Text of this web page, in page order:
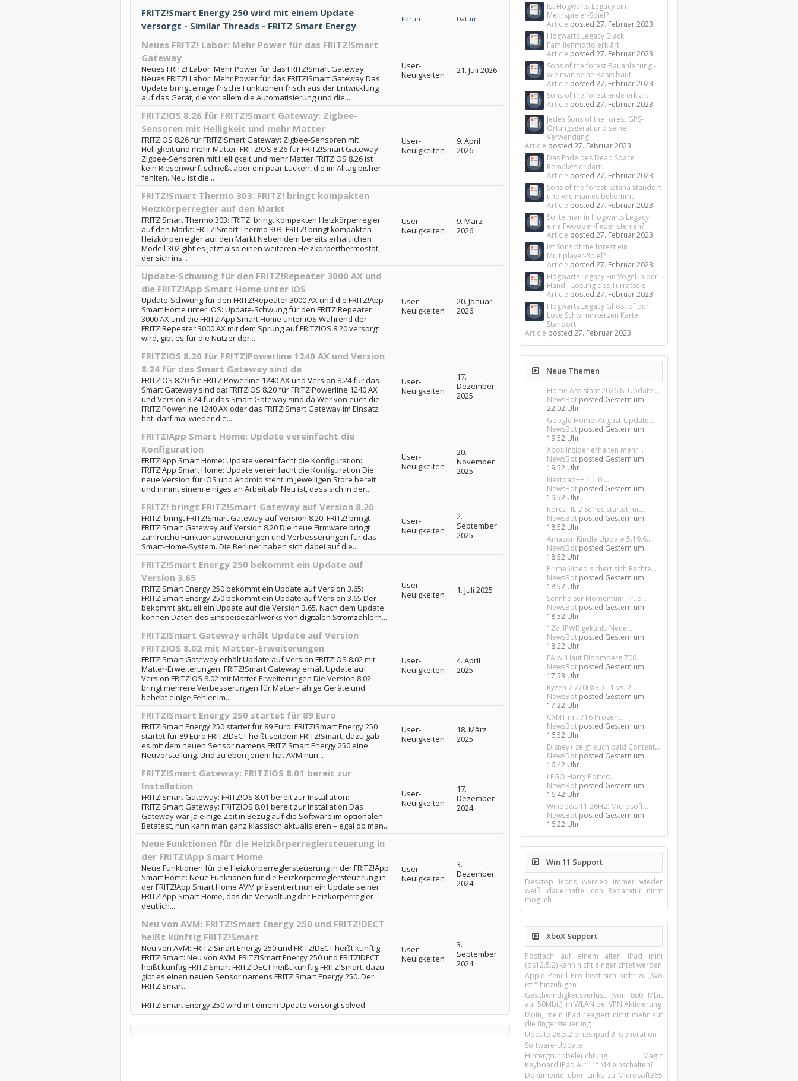
FRITZ!Smart Energy 250 wird mit einem Update
versorgt - Similar Threads - FRITZ Smart Energy
Forum Datum
Neues FRITZ! Labor: Mehr Power für das FRITZ!Smart
Gateway
Neues FRITZ! Labor: Mehr Power für das FRITZ!Smart Gateway:
Neues FRITZ! Labor: Mehr Power für das FRITZ!Smart Gateway Das
Update bringt einige frische Funktionen frisch aus der Entwicklung
auf das Gerät, die vor allem die Automatisierung und die...
User-
Neuigkeiten
21. Juli 2026
FRITZ!OS 8.26 für FRITZ!Smart Gateway: Zigbee-
Sensoren mit Helligkeit und mehr Matter
FRITZ!OS 8.26 für FRITZ!Smart Gateway: Zigbee-Sensoren mit
Helligkeit und mehr Matter: FRITZ!OS 8.26 für FRITZ!Smart Gateway:
Zigbee-Sensoren mit Helligkeit und mehr Matter FRITZ!OS 8.26 ist
kein Riesenwurf, schließt aber ein paar Lücken, die im Alltag bisher
fehlten. Neu ist die...
User-
Neuigkeiten
9. April
2026
FRITZ!Smart Thermo 303: FRITZ! bringt kompakten
Heizkörperregler auf den Markt
FRITZ!Smart Thermo 303: FRITZ! bringt kompakten Heizkörperregler
auf den Markt: FRITZ!Smart Thermo 303: FRITZ! bringt kompakten
Heizkörperregler auf den Markt Neben dem bereits erhältlichen
Modell 302 gibt es jetzt also einen weiteren Heizkörperthermostat,
der sich ins...
User-
Neuigkeiten
9. März
2026
Update-Schwung für den FRITZ!Repeater 3000 AX und
die FRITZ!App Smart Home unter iOS
Update-Schwung für den FRITZ!Repeater 3000 AX und die FRITZ!App
Smart Home unter iOS: Update-Schwung für den FRITZ!Repeater
3000 AX und die FRITZ!App Smart Home unter iOS Während der
FRITZ!Repeater 3000 AX mit dem Sprung auf FRITZ!OS 8.20 versorgt
wird, gibt es für die Nutzer der...
User-
Neuigkeiten
20. Januar
2026
FRITZ!OS 8.20 für FRITZ!Powerline 1240 AX und Version
8.24 für das Smart Gateway sind da
FRITZ!OS 8.20 für FRITZ!Powerline 1240 AX und Version 8.24 für das
Smart Gateway sind da: FRITZ!OS 8.20 für FRITZ!Powerline 1240 AX
und Version 8.24 für das Smart Gateway sind da Wer von euch die
FRITZ!Powerline 1240 AX oder das FRITZ!Smart Gateway im Einsatz
hat, darf mal wieder die...
User-
Neuigkeiten
17.
Dezember
2025
FRITZ!App Smart Home: Update vereinfacht die
Konfiguration
FRITZ!App Smart Home: Update vereinfacht die Konfiguration:
FRITZ!App Smart Home: Update vereinfacht die Konfiguration Die
neue Version für iOS und Android steht im jeweiligen Store bereit
und nimmt einem einiges an Arbeit ab. Neu ist, dass sich in der...
User-
Neuigkeiten
20.
November
2025
FRITZ! bringt FRITZ!Smart Gateway auf Version 8.20
FRITZ! bringt FRITZ!Smart Gateway auf Version 8.20: FRITZ! bringt
FRITZ!Smart Gateway auf Version 8.20 Die neue Firmware bringt
zahlreiche Funktionserweiterungen und Verbesserungen für das
Smart-Home-System. Die Berliner haben sich dabei auf die...
User-
Neuigkeiten
2.
September
2025
FRITZ!Smart Energy 250 bekommt ein Update auf
Version 3.65
FRITZ!Smart Energy 250 bekommt ein Update auf Version 3.65:
FRITZ!Smart Energy 250 bekommt ein Update auf Version 3.65 Der
bekommt aktuell ein Update auf die Version 3.65. Nach dem Update
können Daten des Einspeisezählwerks von digitalen Stromzählern...
User-
Neuigkeiten
1. Juli 2025
FRITZ!Smart Gateway erhält Update auf Version
FRITZ!OS 8.02 mit Matter-Erweiterungen
FRITZ!Smart Gateway erhält Update auf Version FRITZ!OS 8.02 mit
Matter-Erweiterungen: FRITZ!Smart Gateway erhält Update auf
Version FRITZ!OS 8.02 mit Matter-Erweiterungen Die Version 8.02
bringt mehrere Verbesserungen für Matter-fähige Geräte und
behebt einige Fehler im...
User-
Neuigkeiten
4. April
2025
FRITZ!Smart Energy 250 startet für 89 Euro
FRITZ!Smart Energy 250 startet für 89 Euro: FRITZ!Smart Energy 250
startet für 89 Euro FRITZ!DECT heißt seitdem FRITZ!Smart, dazu gab
es mit dem neuen Sensor namens FRITZ!Smart Energy 250 eine
Neuvorstellung. Und zu eben jenem hat AVM nun...
User-
Neuigkeiten
18. März
2025
FRITZ!Smart Gateway: FRITZ!OS 8.01 bereit zur
Installation
FRITZ!Smart Gateway: FRITZ!OS 8.01 bereit zur Installation:
FRITZ!Smart Gateway: FRITZ!OS 8.01 bereit zur Installation Das
Gateway war ja einige Zeit in Bezug auf die Software im optionalen
Betatest, nun kann man ganz klassisch aktualisieren – egal ob man...
User-
Neuigkeiten
17.
Dezember
2024
Neue Funktionen für die Heizkörperreglersteuerung in
der FRITZ!App Smart Home
Neue Funktionen für die Heizkörperreglersteuerung in der FRITZ!App
Smart Home: Neue Funktionen für die Heizkörperreglersteuerung in
der FRITZ!App Smart Home AVM präsentiert nun ein Update seiner
FRITZ!App Smart Home, das die Verwaltung der Heizkörperregler
deutlich...
User-
Neuigkeiten
3.
Dezember
2024
Neu von AVM: FRITZ!Smart Energy 250 und FRITZ!DECT
heißt künftig FRITZ!Smart
Neu von AVM: FRITZ!Smart Energy 250 und FRITZ!DECT heißt künftig
FRITZ!Smart: Neu von AVM: FRITZ!Smart Energy 250 und FRITZ!DECT
heißt künftig FRITZ!Smart FRITZ!DECT heißt künftig FRITZ!Smart, dazu
gibt es einen neuen Sensor namens FRITZ!Smart Energy 250. Der
FRITZ!Smart...
User-
Neuigkeiten
3.
September
2024
FRITZ!Smart Energy 250 wird mit einem Update versorgt solved
Ist Hogwarts-Legacy ein
Mehrspieler-Spiel?
Article posted27. Februar 2023
Hogwarts Legacy Black
Familienmotto erklärt
Article posted27. Februar 2023
Sons of the forest Bauanleitung -
wie man seine Basis baut
Article posted27. Februar 2023
Sons of the forest Ende erklärt
Article posted27. Februar 2023
Jedes Sons of the forest GPS-
Ortungsgerät und seine
Verwendung
Article posted27. Februar 2023
Das Ende des Dead Space
Remakes erklärt
Article posted27. Februar 2023
Sons of the forest katana Standort
und wie man es bekommt
Article posted27. Februar 2023
Sollte man in Hogwarts Legacy
eine Fwooper-Feder stehlen?
Article posted27. Februar 2023
Ist Sons of the forest ein
Multiplayer-Spiel?
Article posted27. Februar 2023
Hogwarts Legacy Ein Vogel in der
Hand - Lösung des Türrätsels
Article posted27. Februar 2023
Hogwarts Legacy Ghost of our
Love Schwimmkerzen Karte
Standort
Article posted27. Februar 2023
Neue Themen
Home Assistant 2026.8: Update...
NewsBot posted Gestern um
22:02 Uhr
Google Home: August-Update...
NewsBot posted Gestern um
19:52 Uhr
Xbox Insider erhalten mehr...
NewsBot posted Gestern um
19:52 Uhr
Nextpad++ 1.1.0:...
NewsBot posted Gestern um
19:52 Uhr
Korea. IL-2 Series startet mit...
NewsBot posted Gestern um
18:52 Uhr
Amazon Kindle Update 5.19.6...
NewsBot posted Gestern um
18:52 Uhr
Prime Video sichert sich Rechte...
NewsBot posted Gestern um
18:52 Uhr
Sennheiser Momentum True...
NewsBot posted Gestern um
18:52 Uhr
12VHPWR gekühlt: Neue...
NewsBot posted Gestern um
18:22 Uhr
EA will laut Bloomberg 700...
NewsBot posted Gestern um
17:53 Uhr
Ryzen 7 7700X3D - 1 vs. 2...
NewsBot posted Gestern um
17:22 Uhr
CXMT mit 716 Prozent...
NewsBot posted Gestern um
16:52 Uhr
Disney+ zeigt euch bald Content...
NewsBot posted Gestern um
16:42 Uhr
LEGO Harry Potter:...
NewsBot posted Gestern um
16:42 Uhr
Windows 11 26H2: Microsoft...
NewsBot posted Gestern um
16:22 Uhr
Win 11 Support
Desktop Icons werden immer wieder
weiß, dauerhafte Icon Reparatur nicht
möglich
XboX Support
Postfach auf einem alten iPad mini
(os12.5.2) kann nicht eingerichtet werden
Apple Pencil Pro lässt sich nicht zu „Wo
ist?“ hinzufügen
Geschwindigkeitsverlust (von 800 Mbit
auf 50Mbit) im WLAN bei VPN Aktivierung
Moin, mein iPad reagiert nicht mehr auf
die fingersteuerung
Update 26.5.2 eines ipad 3. Generation
Software-Update
Hintergrundbeleuchtung Magic
Keyboard iPad Air 11’’ M4 einschalten?
Dokumente über Links zu Microsoft365